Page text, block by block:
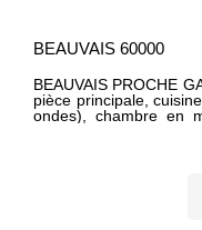
BEAUVAIS 60000
BEAUVAIS PROCHE
cuisine aménagée,